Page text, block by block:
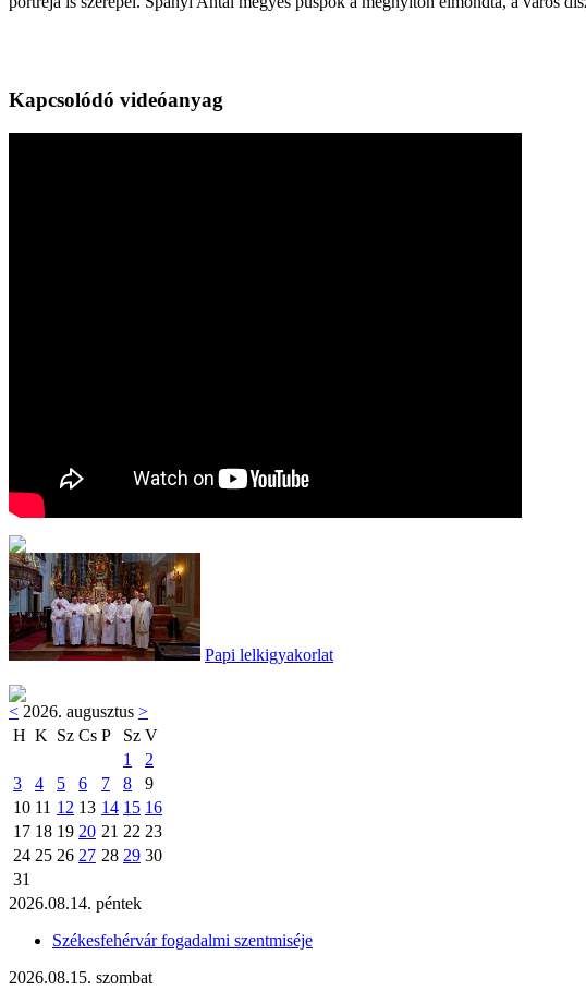
Kapcsolódó videóanyag
Papi lelkigyakorlat
< 2026. augusztus >
H K Sz Cs P Sz V
1
2
3
4 5 6 7 8
9
10 11 12 13 14 15 16
17 18 19 20 21 22 23
24 25 26 27 28 29 30
31
2026.08.14. péntek
Székesfehérvár fogadalmi szentmiséje
2026.08.15. szombat